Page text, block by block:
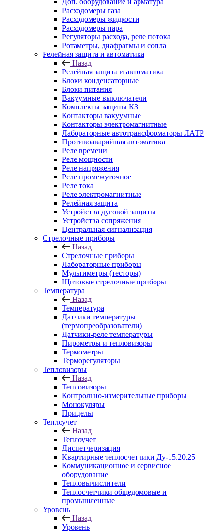
Доп. оборудование и арматура
Расходомеры газа
Расходомеры жидкости
Расходомеры пара
Регуляторы расхода, реле потока
Ротаметры, диафрагмы и сопла
Релейная защита и автоматика
Назад
Релейная защита и автоматика
Блоки конденсаторные
Блоки питания
Вакуумные выключатели
Комплекты защиты КЗ
Контакторы вакуумные
Контакторы электромагнитные
Лабораторные автотрансформаторы ЛАТР
Противоаварийная автоматика
Реле времени
Реле мощности
Реле напряжения
Реле промежуточное
Реле тока
Реле электромагнитные
Релейная защита
Устройства дуговой защиты
Устройства сопряжения
Центральная сигнализация
Стрелочные приборы
Назад
Стрелочные приборы
Лабораторные приборы
Мультиметры (тесторы)
Щитовые стрелочные приборы
Температура
Назад
Температура
Датчики температуры
(термопреобразователи)
Датчики-реле температуры
Пирометры и тепловизоры
Термометры
Терморегуляторы
Тепловизоры
Назад
Тепловизоры
Контрольно-измерительные приборы
Монокуляры
Прицелы
Теплоучет
Назад
Теплоучет
Диспетчеризация
Квартирные теплосчетчики Ду-15,20,25
Коммуникационное и сервисное
оборудование
Тепловычислители
Теплосчетчики общедомовые и
промышленные
Уровень
Назад
Уровень